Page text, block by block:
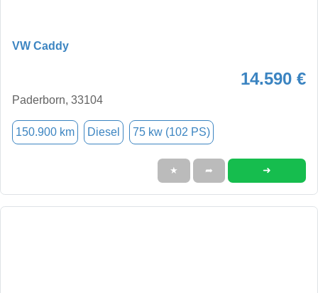
VW Caddy
14.590 €
Paderborn, 33104
150.900 km Diesel 75 kw (102 PS)
★ ➦ ➜